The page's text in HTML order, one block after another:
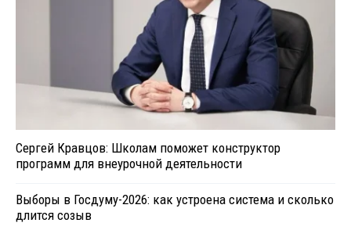
Сергей Кравцов: Школам поможет конструктор
программ для внеурочной деятельности
Выборы в Госдуму-2026: как устроена система и сколько
длится созыв